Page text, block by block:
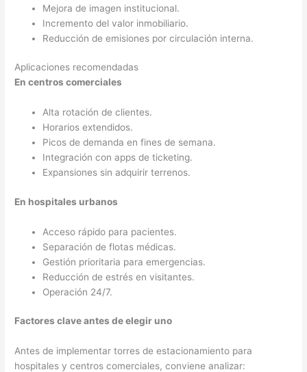
Mejora de imagen institucional.
Incremento del valor inmobiliario.
Reducción de emisiones por circulación interna.
Aplicaciones recomendadas
En centros comerciales
Alta rotación de clientes.
Horarios extendidos.
Picos de demanda en fines de semana.
Integración con apps de ticketing.
Expansiones sin adquirir terrenos.
En hospitales urbanos
Acceso rápido para pacientes.
Separación de flotas médicas.
Gestión prioritaria para emergencias.
Reducción de estrés en visitantes.
Operación 24/7.
Factores clave antes de elegir uno
Antes de implementar torres de estacionamiento para
hospitales y centros comerciales, conviene analizar: